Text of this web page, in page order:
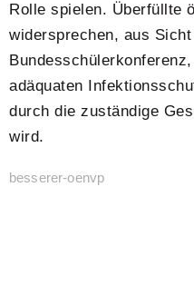
Rolle spielen. Überfüllte
widersprechen, aus
adäquaten
durch die zuständige
wird.
besserer-oenvp